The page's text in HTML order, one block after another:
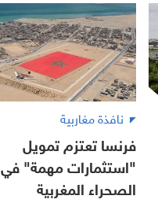
نافذة مغاربية
فرنسا تعتزم تمويل
"استثمارات مهمة" في
الصحراء المغربية